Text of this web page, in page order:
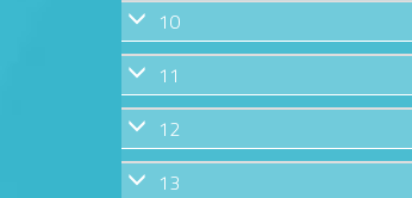
10
11
12
13